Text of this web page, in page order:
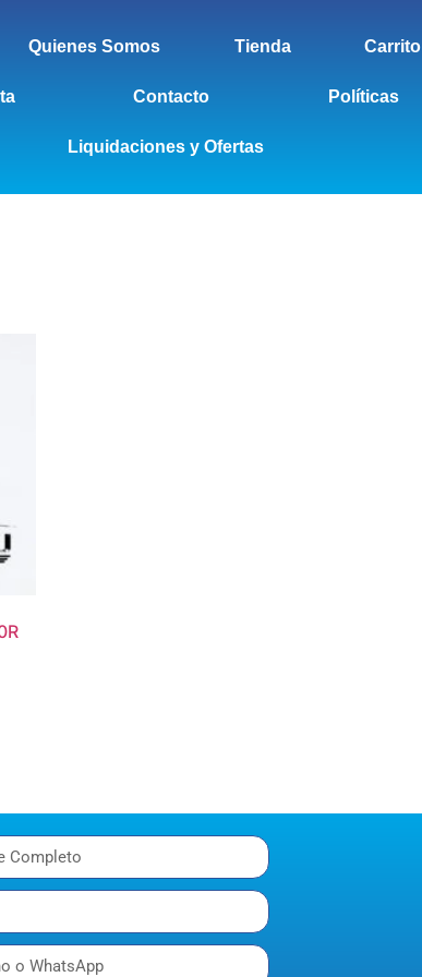
Quienes Somos Tienda Carrito
Contacto Políticas
Liquidaciones y Ofertas